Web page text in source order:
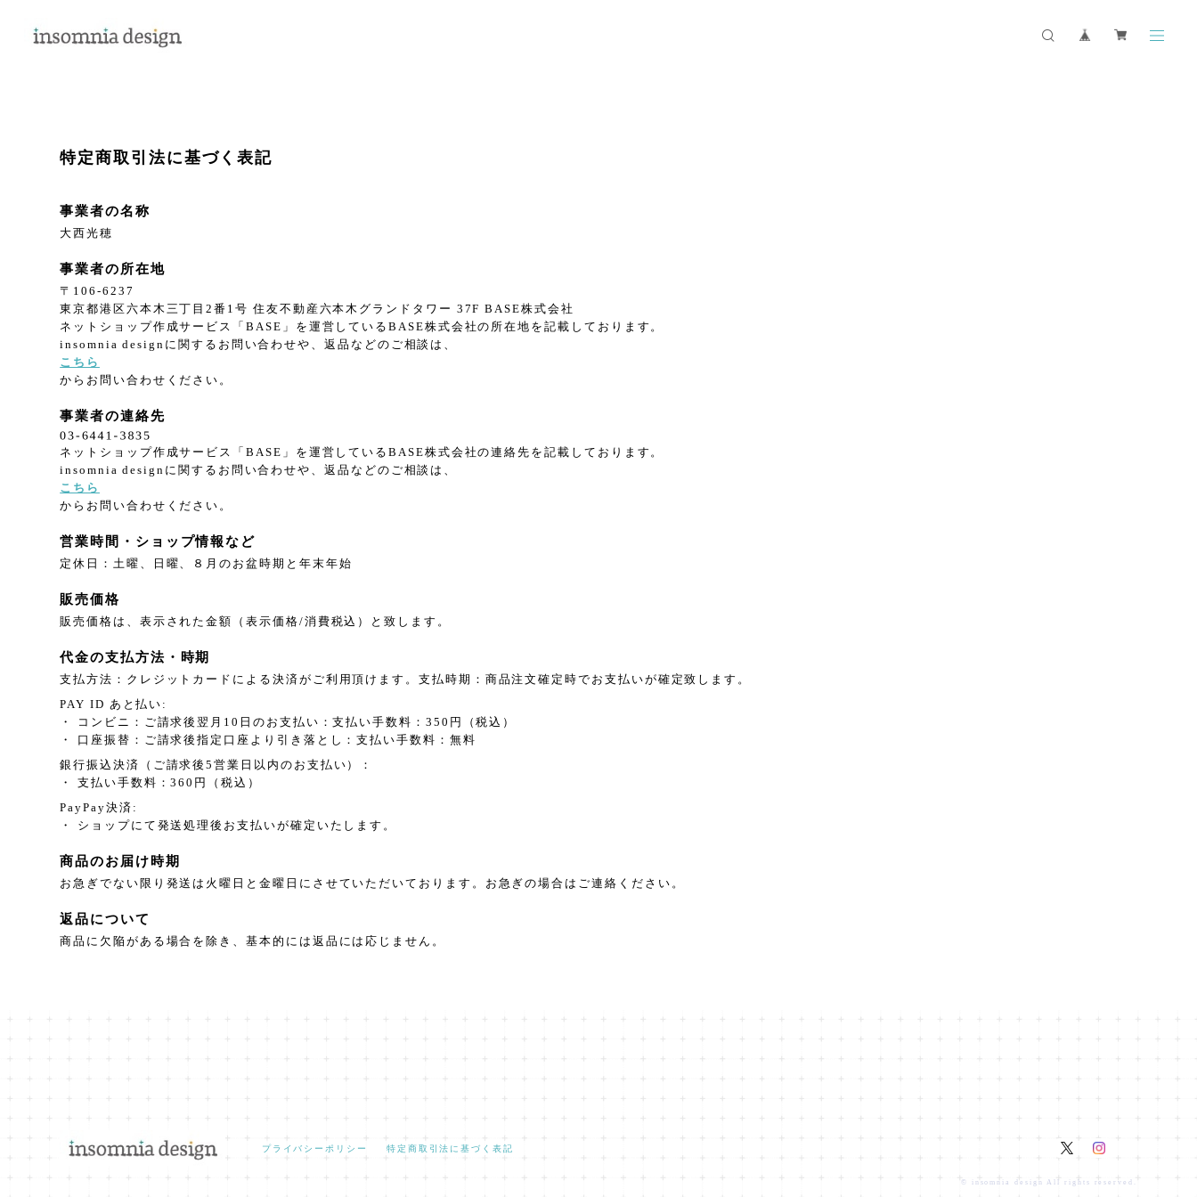
特定商取引法に基づく表記
事業者の名称
大西光穂
事業者の所在地
〒106-6237
東京都港区六本木三丁目2番1号 住友不動産六本木グランドタワー 37F BASE株式会社
ネットショップ作成サービス「BASE」を運営しているBASE株式会社の所在地を記載しております。
insomnia designに関するお問い合わせや、返品などのご相談は、
こちら
からお問い合わせください。
事業者の連絡先
ネットショップ作成サービス「BASE」を運営しているBASE株式会社の連絡先を記載しております。
insomnia designに関するお問い合わせや、返品などのご相談は、
こちら
からお問い合わせください。
営業時間・ショップ情報など
定休日：土曜、日曜、８月のお盆時期と年末年始
販売価格
販売価格は、表示された金額（表示価格/消費税込）と致します。
代金の支払方法・時期
支払方法：クレジットカードによる決済がご利用頂けます。支払時期：商品注文確定時でお支払いが確定致します。
PAY ID あと払い:
・ コンビニ：ご請求後翌月10日のお支払い：支払い手数料：350円（税込）
・ 口座振替：ご請求後指定口座より引き落とし：支払い手数料：無料
銀行振込決済（ご請求後5営業日以内のお支払い）：
・ 支払い手数料：360円（税込）
PayPay決済:
・ ショップにて発送処理後お支払いが確定いたします。
商品のお届け時期
お急ぎでない限り発送は火曜日と金曜日にさせていただいております。お急ぎの場合はご連絡ください。
返品について
商品に欠陥がある場合を除き、基本的には返品には応じません。
プライバシーポリシー 特定商取引法に基づく表記
© insomnia design All rights reserved.